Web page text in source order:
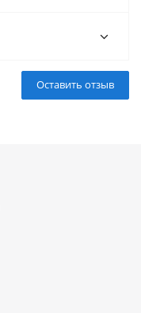
Оставить отзыв